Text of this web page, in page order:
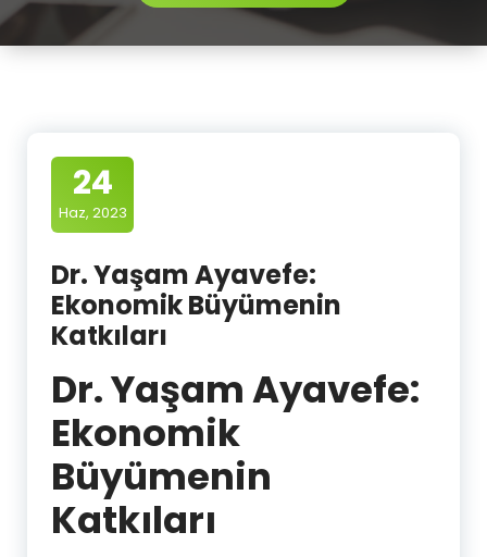
24
Haz, 2023
Dr. Yaşam Ayavefe:
Ekonomik Büyümenin
Katkıları
Dr. Yaşam Ayavefe:
Ekonomik
Büyümenin
Katkıları